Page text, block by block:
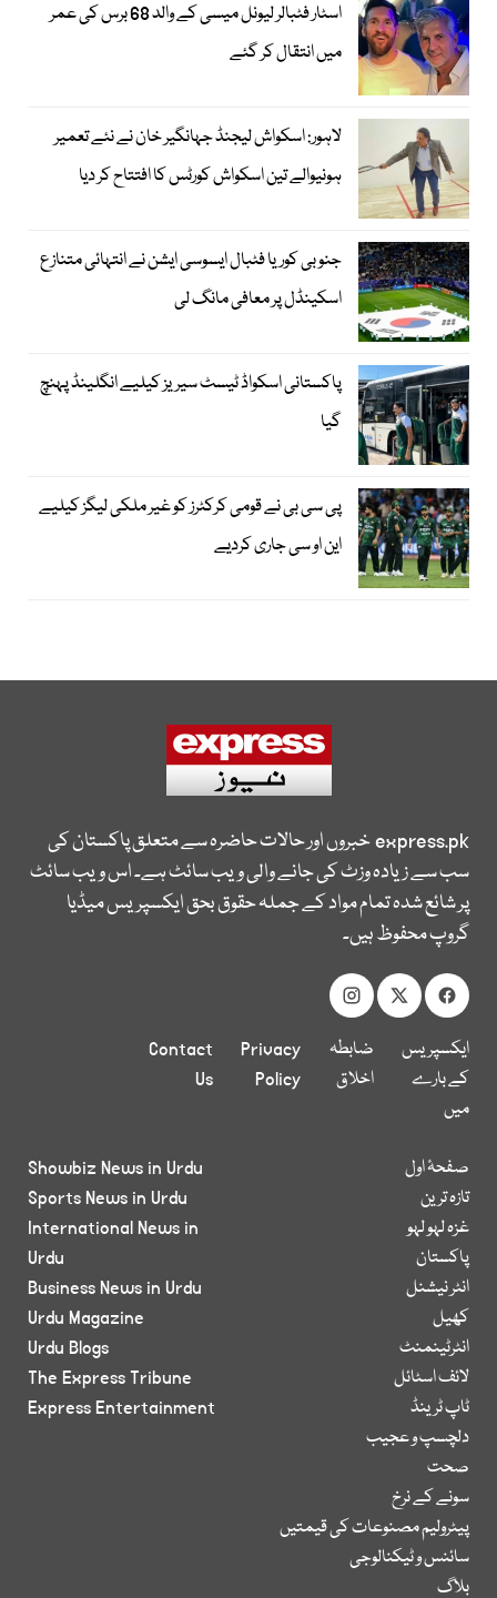
اسٹار فٹبالر لیونل میسی کے والد 68 برس کی عمر
میں انتقال کر گئے
لاہور: اسکواش لیجنڈ جہانگیر خان نے نئے تعمیر
ہونیوالے تین اسکواش کورٹس کا افتتاح کر دیا
جنوبی کوریا فٹبال ایسوسی ایشن نے انتہائی متنازع
اسکینڈل پر معافی مانگ لی
پاکستانی اسکواڈ ٹیسٹ سیریز کیلیے انگلینڈ پہنچ
گیا
پی سی بی نے قومی کرکٹرز کو غیر ملکی لیگز کیلیے
این او سی جاری کردیے
express.pkخبروں اور حالات حاضرہ سے متعلق پاکستان کی
سب سے زیادہ وزٹ کی جانے والی ویب سائٹ ہے۔ اس ویب سائٹ
پر شائع شدہ تمام مواد کے جملہ حقوق بحق ایکسپریس میڈیا
گروپ محفوظ ہیں۔
ایکسپریس
کے بارے
میں
ضابطہ
اخلاق
Privacy
Policy
Contact
Us
صفحۂ اول
تازہ ترین
غزہ لہو لہو
پاکستان
انٹر نیشنل
کھیل
انٹرٹینمنٹ
لائف اسٹائل
ٹاپ ٹرینڈ
دلچسپ و عجیب
صحت
سونے کے نرخ
پیٹرولیم مصنوعات کی قیمتیں
سائنس و ٹیکنالوجی
بلاگ
Showbiz News in Urdu
Sports News in Urdu
International News in
Urdu
Business News in Urdu
Urdu Magazine
Urdu Blogs
The Express Tribune
Express Entertainment